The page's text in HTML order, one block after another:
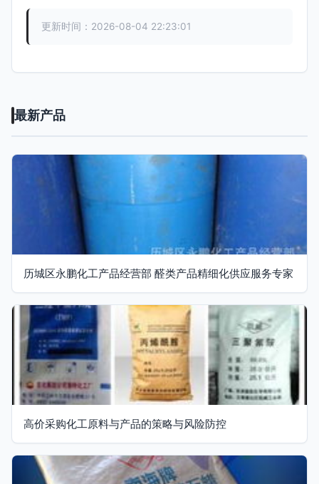
更新时间：2026-08-04 22:23:01
最新产品
历城区永鹏化工产品经营部 醛类产品精细化供应服务专家
高价采购化工原料与产品的策略与风险防控